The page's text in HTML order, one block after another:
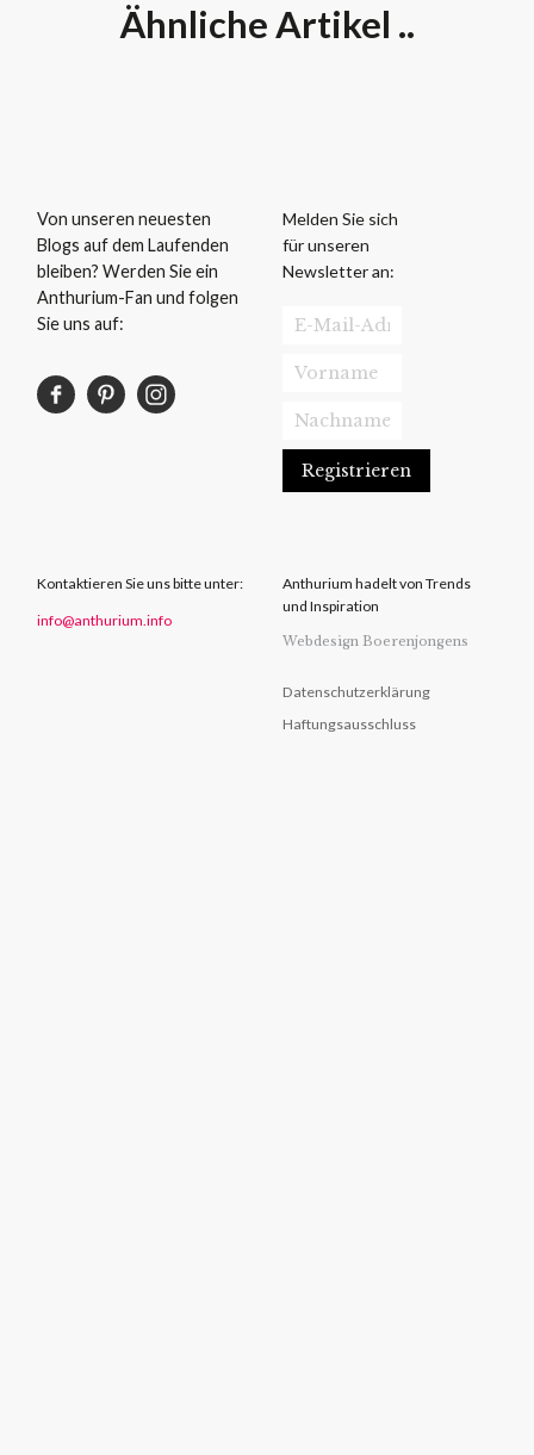
Ähnliche Artikel ..
Von unseren neuesten
Blogs auf dem Laufenden
bleiben? Werden Sie ein
Anthurium-Fan und folgen
Sie uns auf:
Melden Sie sich
für unseren
Newsletter an:
Kontaktieren Sie uns bitte unter:
info@anthurium.info
Anthurium hadelt von Trends
und Inspiration
Webdesign Boerenjongens
Datenschutzerklärung
Haftungsausschluss